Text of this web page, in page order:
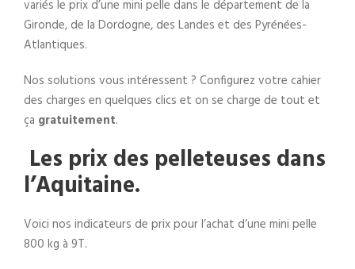
variés le prix d’une mini pelle dans le département de la
Gironde, de la Dordogne, des Landes et des Pyrénées-
Atlantiques.
Nos solutions vous intéressent ? Configurez votre cahier
des charges en quelques clics et on se charge de tout et
ça gratuitement.
Les prix des pelleteuses dans
l’Aquitaine.
Voici nos indicateurs de prix pour l’achat d’une mini pelle
800 kg à 9T.